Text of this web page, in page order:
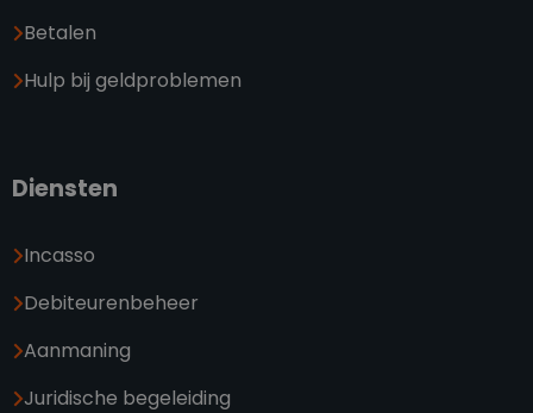
Betalen
Hulp bij geldproblemen
Diensten
Incasso
Debiteurenbeheer
Aanmaning
Juridische begeleiding